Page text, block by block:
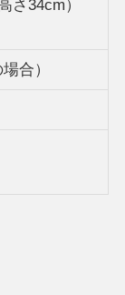
さ34cm）
合）